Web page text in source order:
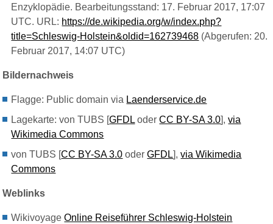
Enzyklopädie. Bearbeitungsstand: 17. Februar 2017, 17:07
UTC. URL: https://de.wikipedia.org/w/index.php?
title=Schleswig-Holstein&oldid=162739468 (Abgerufen: 20.
Februar 2017, 14:07 UTC)
Bildernachweis
Flagge: Public domain via Laenderservice.de
Lagekarte: von TUBS [GFDL oderCC BY-SA 3.0],via
Wikimedia Commons
von TUBS [CC BY-SA 3.0 oderGFDL],via Wikimedia
Commons
Weblinks
WikivoyageOnline Reiseführer Schleswig-Holstein